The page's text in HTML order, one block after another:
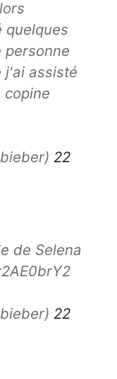
quelques
personne
j'ai assisté
copine
22
de Selena
22